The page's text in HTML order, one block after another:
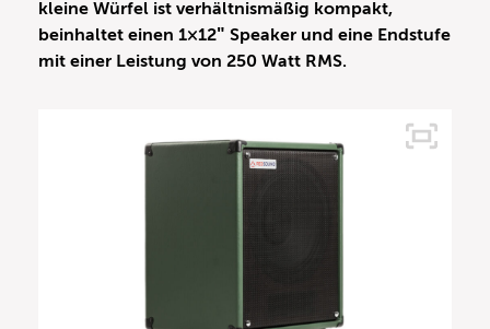
kleine Würfel ist verhältnismäßig kompakt,
beinhaltet einen 1×12″ Speaker und eine Endstufe
mit einer Leistung von 250 Watt RMS.